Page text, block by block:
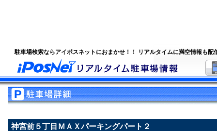
駐車場検索ならアイポスネットにおまかせ！！ リアルタイムに満空情報も配
神宮前５丁目ＭＡＸパーキングパート２